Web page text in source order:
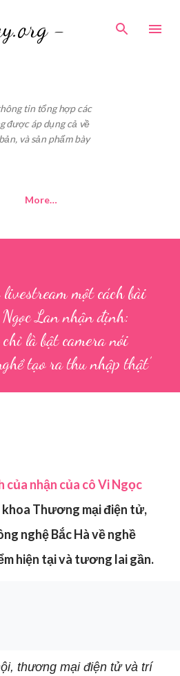
-
tin tổng hợp các
được áp dụng cả về
và sản phẩm bày
More…
livestream một cách bài
Lan nhận định:
là bật camera nói
tạo ra thu nhập thật’
của nhận của cô Vi Ngọc
Thương mại điện tử,
nghệ Bắc Hà về nghề
hiện tại và tương lai gần.
thương mại điện tử và trí